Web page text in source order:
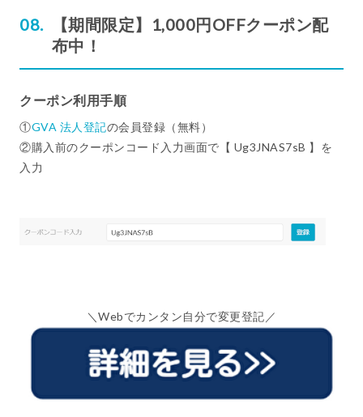
【期間限定】1,000円OFFクーポン配
布中！
クーポン利用手順
①GVA 法人登記の会員登録（無料）
②購入前のクーポンコード入力画面で【 Ug3JNAS7sB 】を
入力
＼Webでカンタン自分で変更登記／